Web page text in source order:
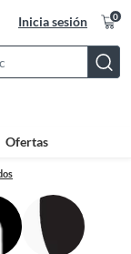
Inicia sesión 0
Bar
Ofertas